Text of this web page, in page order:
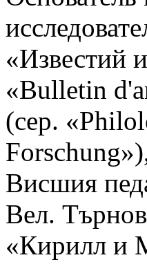
«Известий
«Bulletin
(сер.
Висшия
Вел.
«Кирилл и